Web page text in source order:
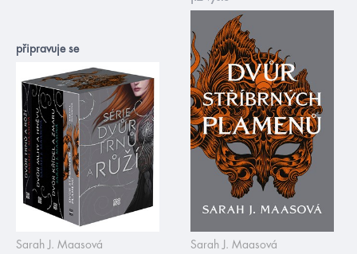
připravuje se
Sarah J. Maasová Sarah J. Maasová